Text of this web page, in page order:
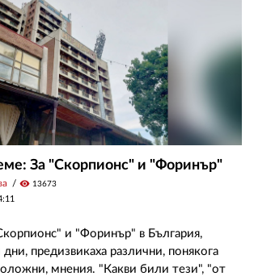
За "Скорпионс" и "Форинър"
visibility 13673
и "Форинър" в България,
предизвикаха различни, понякога
мнения. "Какви били тези", "от
ЗА НАС
АВТОРИ
РЕДАКЦИЯ
КОНТАКТИ
АБОНАМЕНТ
ПОЛИТИКА ЗА БИСКВИТКИТЕ